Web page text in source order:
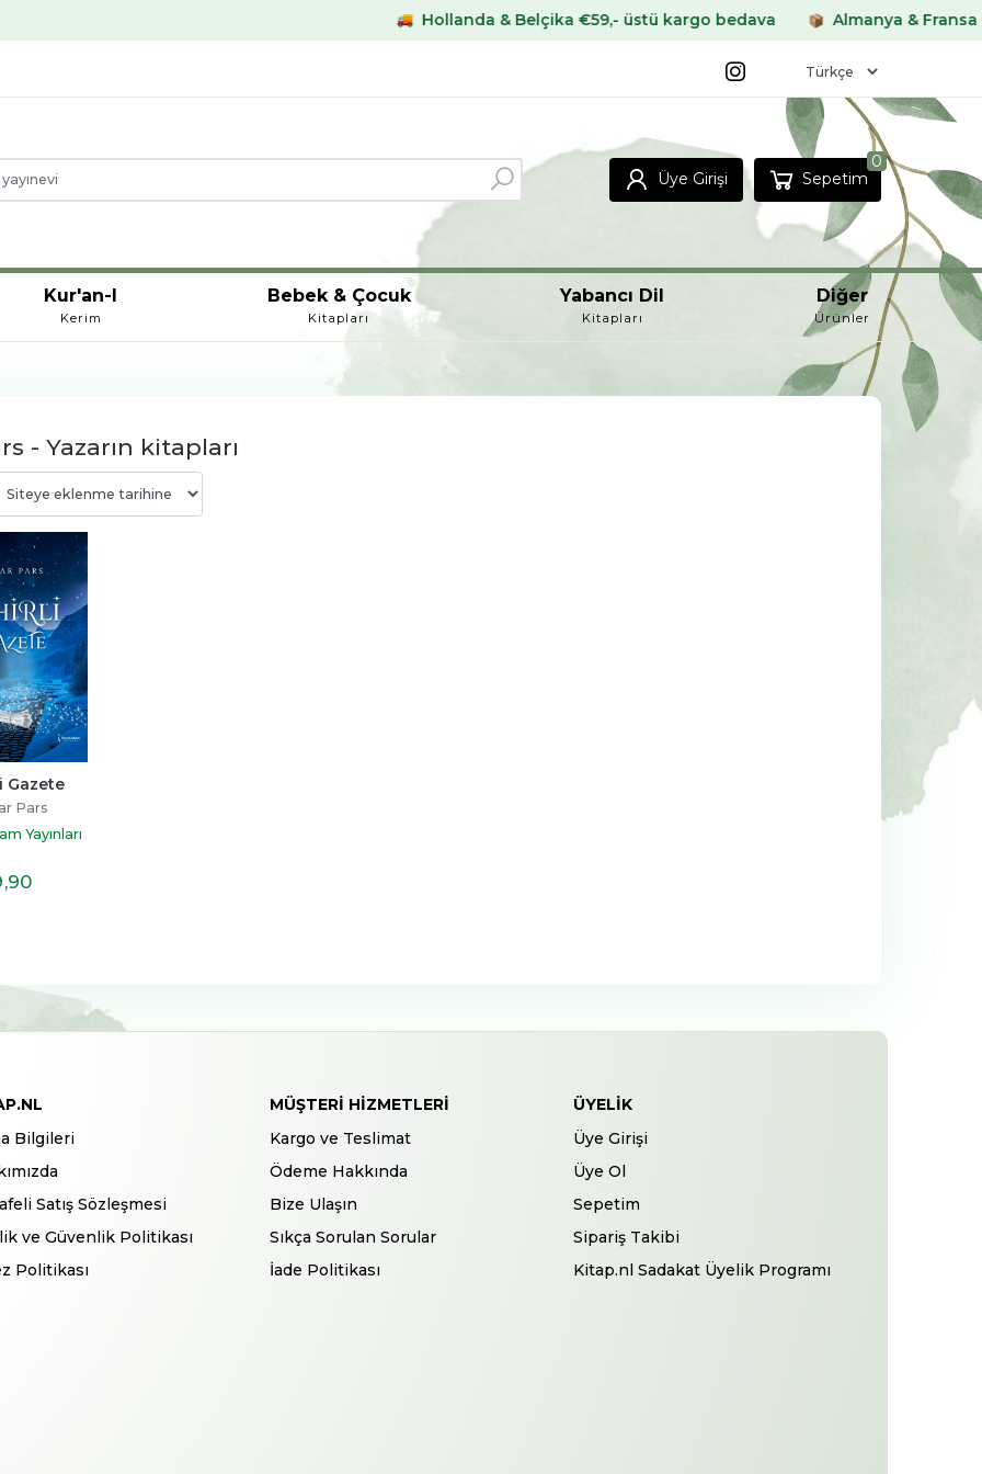
Hollanda & Belçika €59,- üstü kargo bedava Almanya & Fransa €69,-
Üye Girişi Sepetim
0
Kur'an-I
Kerim
Bebek & Çocuk
Kitapları
Yabancı Dil
Kitapları
Diğer
Ürünler
Mutluluğu Sende
Senindir Ötesi
Hakan Mengüç
Destek Yayınları
14
- Yazarın kitapları
Gazete
Pars
Yayınları
,90
Bilgileri
Satış Sözleşmesi
ve Güvenlik Politikası
Politikası
MÜŞTERI HIZMETLERI
Kargo ve Teslimat
Ödeme Hakkında
Bize Ulaşın
Sıkça Sorulan Sorular
İade Politikası
ÜYELIK
Üye Girişi
Üye Ol
Sepetim
Sipariş Takibi
Kitap.nl Sadakat Üyelik Programı